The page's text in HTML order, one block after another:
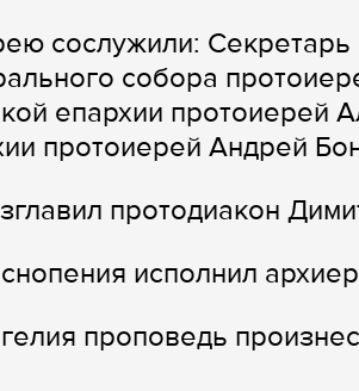
сослужили: Секретарь
собора
епархии протоиерей
протоиерей Андрей
протодиакон
исполнил
проповедь